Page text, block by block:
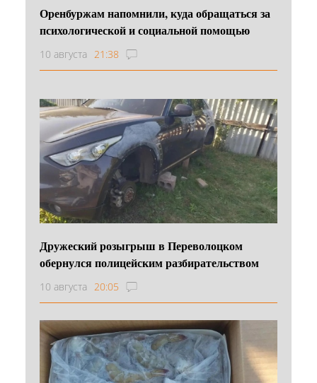
Оренбуржам напомнили, куда обращаться за
психологической и социальной помощью
10 августа 21:38
Дружеский розыгрыш в Переволоцком
обернулся полицейским разбирательством
10 августа 20:05